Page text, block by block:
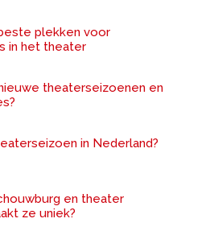
plekken voor
in het theater
theaterseizoenen en
in Nederland?
en theater
ze uniek?